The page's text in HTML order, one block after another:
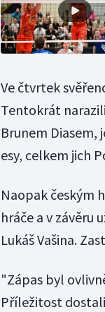
Ve čtvrtek
Tentokrát
Brunem Diasem,
esy, celkem jich
Naopak českým
hráče a v závěru
Lukáš Vašina.
"Zápas byl
Příležitost